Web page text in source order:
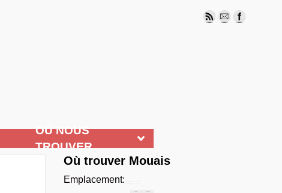
OÙ NOUS
TROUVER
Où trouver Mouais
Emplacement: